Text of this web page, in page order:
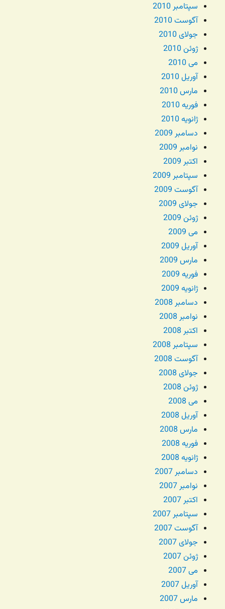
سپتامبر 2010
آگوست 2010
جولای 2010
ژوئن 2010
می 2010
آوریل 2010
مارس 2010
فوریه 2010
ژانویه 2010
دسامبر 2009
نوامبر 2009
اکتبر 2009
سپتامبر 2009
آگوست 2009
جولای 2009
ژوئن 2009
می 2009
آوریل 2009
مارس 2009
فوریه 2009
ژانویه 2009
دسامبر 2008
نوامبر 2008
اکتبر 2008
سپتامبر 2008
آگوست 2008
جولای 2008
ژوئن 2008
می 2008
آوریل 2008
مارس 2008
فوریه 2008
ژانویه 2008
دسامبر 2007
نوامبر 2007
اکتبر 2007
سپتامبر 2007
آگوست 2007
جولای 2007
ژوئن 2007
می 2007
آوریل 2007
مارس 2007